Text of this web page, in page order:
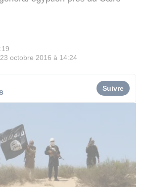
23 octobre 2016 à 14:24
Suivre